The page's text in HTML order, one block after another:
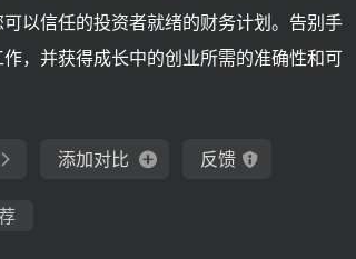
以信任的投资者就绪的财务计划。告别手
，并获得成长中的创业所需的准确性和可
添加对比 反馈